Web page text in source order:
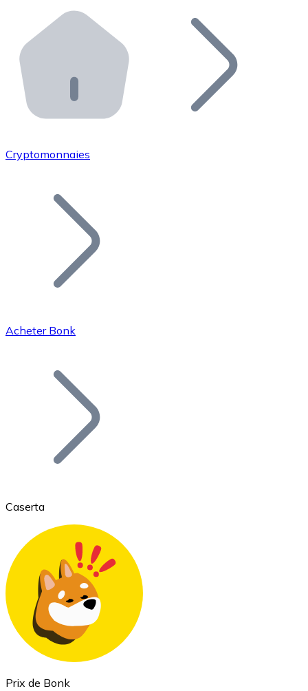
Distributeurs automatiques Bitnovo
Intégrez un ATM Bitnovo dans votre entreprise et
API Bitnovo
Intégrez notre API dans votre écosystème.
Rejoignez notre réseau de distributeurs et
Ajoutez le token de votre projet à notre service
Bitcoin
Ethereum
ETH
Cryptomonnaies
Acheter Bonk
Caserta
Prix de Bonk